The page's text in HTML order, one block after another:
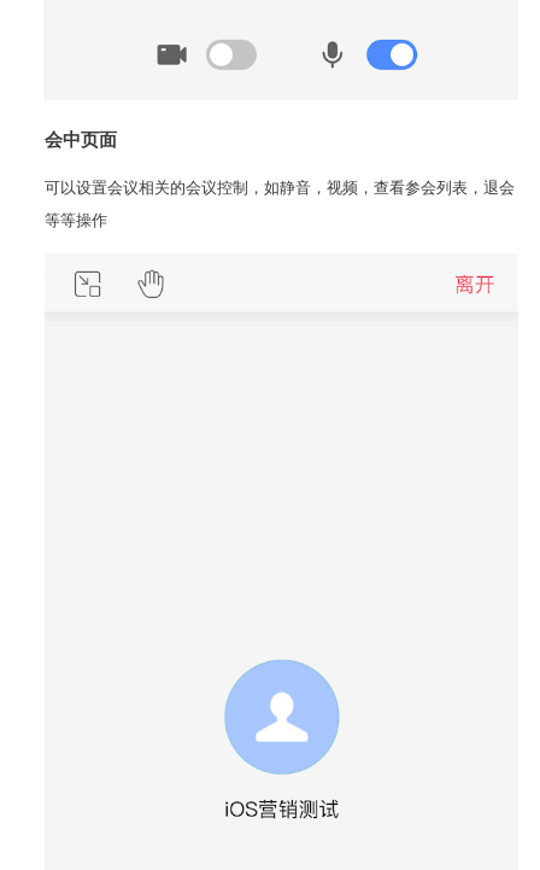
会中页面
可以设置会议相关的会议控制，如静音，视频，查看参会列表，退会
等等操作